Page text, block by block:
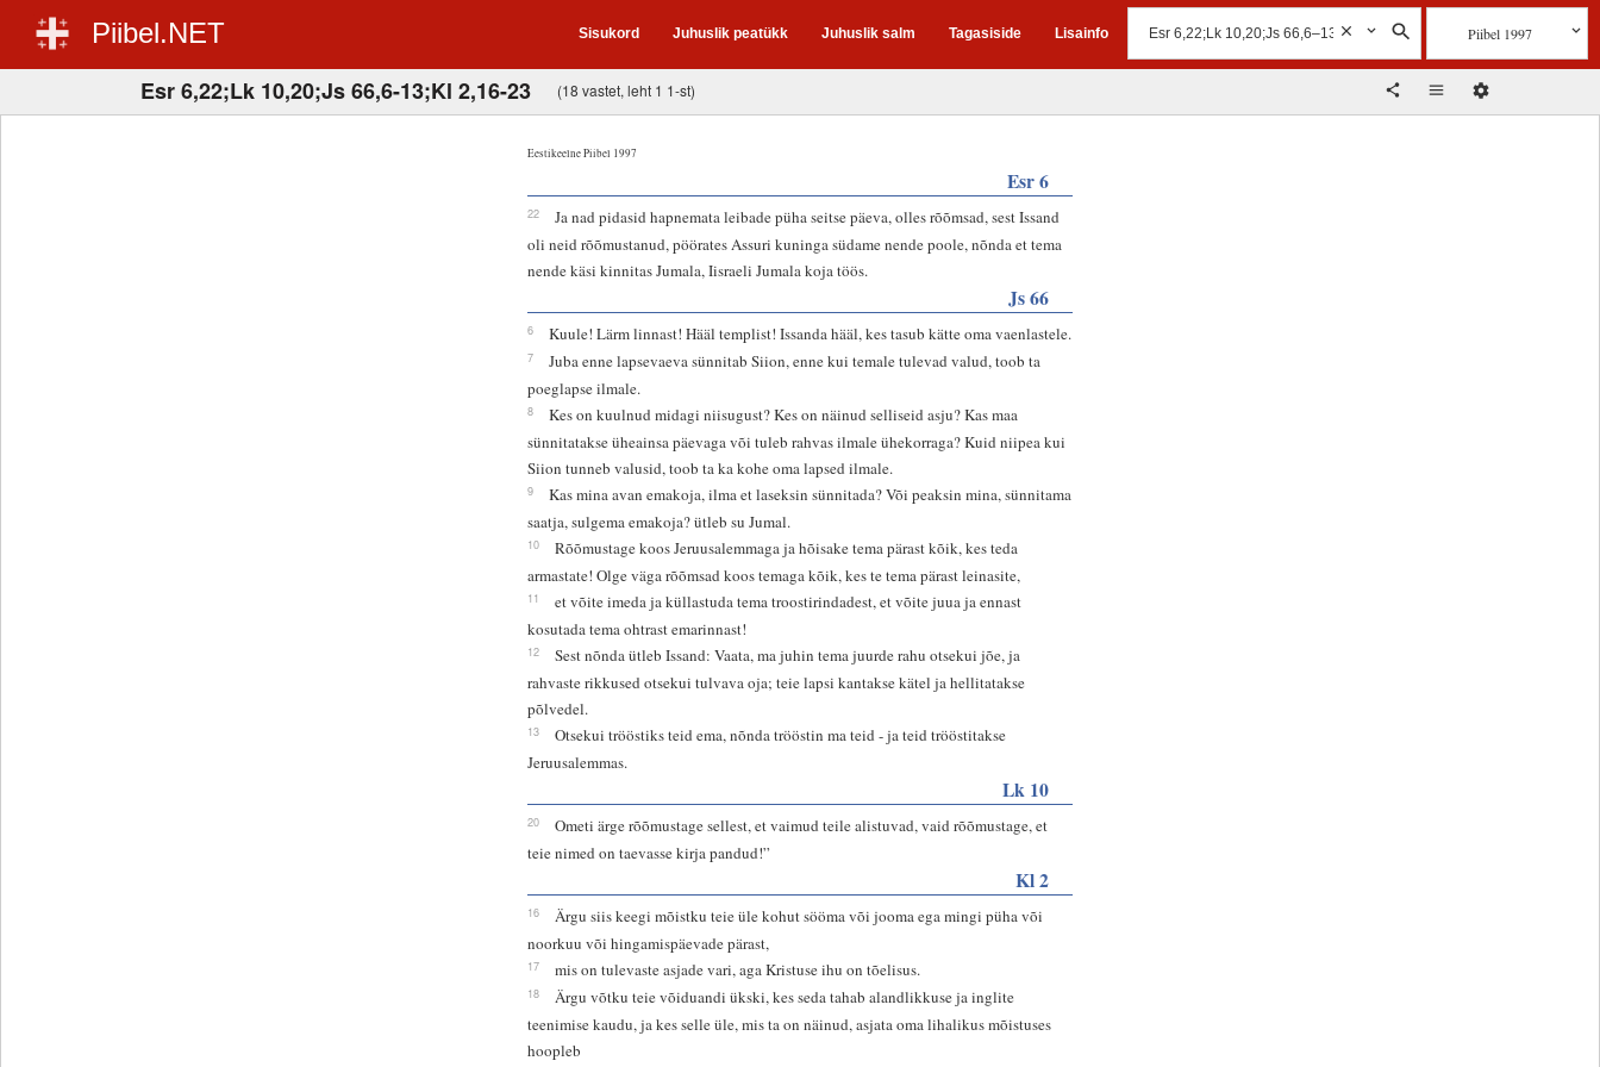
Piibel.NET Sisukord Juhuslik peatükk Juhuslik salm Tagasiside Lisainfo Piibel 1997
Esr 6,22;Lk 10,20;Js 66,6-13;Kl 2,16-23 (18 vastet, leht 1 1-st)
Eestikeelne Piibel 1997
Esr 6
22
Ja nad pidasid hapnemata leibade püha seitse päeva, olles rõõmsad, sest Issand
oli neid rõõmustanud, pöörates Assuri kuninga südame nende poole, nõnda et tema
nende käsi kinnitas Jumala, Iisraeli Jumala koja töös.
Js 66
6 Kuule! Lärm linnast! Hääl templist! Issanda hääl, kes tasub kätte oma vaenlastele.
7
Juba enne lapsevaeva sünnitab Siion, enne kui temale tulevad valud, toob ta
poeglapse ilmale.
8
Kes on kuulnud midagi niisugust? Kes on näinud selliseid asju? Kas maa
sünnitatakse üheainsa päevaga või tuleb rahvas ilmale ühekorraga? Kuid niipea kui
Siion tunneb valusid, toob ta ka kohe oma lapsed ilmale.
9
Kas mina avan emakoja, ilma et laseksin sünnitada? Või peaksin mina, sünnitama
saatja, sulgema emakoja? ütleb su Jumal.
10
Rõõmustage koos Jeruusalemmaga ja hõisake tema pärast kõik, kes teda
armastate! Olge väga rõõmsad koos temaga kõik, kes te tema pärast leinasite,
11
et võite imeda ja küllastuda tema troostirindadest, et võite juua ja ennast
kosutada tema ohtrast emarinnast!
12
Sest nõnda ütleb Issand: Vaata, ma juhin tema juurde rahu otsekui jõe, ja
rahvaste rikkused otsekui tulvava oja; teie lapsi kantakse kätel ja hellitatakse
põlvedel.
13
Otsekui trööstiks teid ema, nõnda trööstin ma teid - ja teid trööstitakse
Jeruusalemmas.
Lk 10
20
Ometi ärge rõõmustage sellest, et vaimud teile alistuvad, vaid rõõmustage, et
teie nimed on taevasse kirja pandud!”
Kl 2
16
Ärgu siis keegi mõistku teie üle kohut sööma või jooma ega mingi püha või
noorkuu või hingamispäevade pärast,
17 mis on tulevaste asjade vari, aga Kristuse ihu on tõelisus.
18
Ärgu võtku teie võiduandi ükski, kes seda tahab alandlikkuse ja inglite
teenimise kaudu, ja kes selle üle, mis ta on näinud, asjata oma lihalikus mõistuses
hoopleb